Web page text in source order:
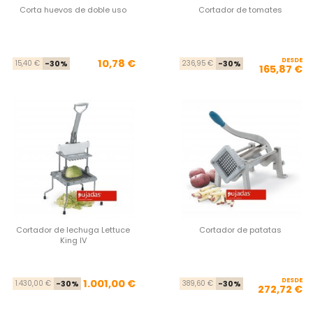
Corta huevos de doble uso
Precio base
15,40 € -30% Precio
10,78 €
Cortador de tomates
236,95 € -30% DESDE
165,87 €
Cortador de lechuga Lettuce
King IV
Precio base
1.430,00 € -30% Precio
1.001,00 €
Cortador de patatas
389,60 € -30% DESDE
272,72 €